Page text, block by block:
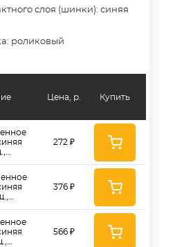
слоя (шинки): синяя
роликовый
Цена, р.
272 ₽
376 ₽
566 ₽
Купить